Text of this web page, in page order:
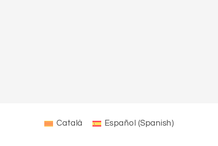
Català Español (Spanish)